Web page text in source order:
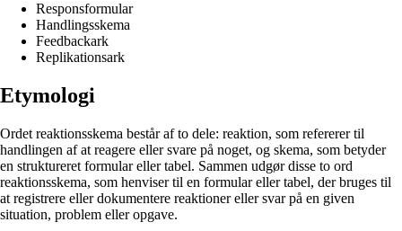
Responsformular
Handlingsskema
Feedbackark
Replikationsark
Etymologi
Ordet reaktionsskema består af to dele: reaktion, som refererer til
handlingen af at reagere eller svare på noget, og skema, som betyder
en struktureret formular eller tabel. Sammen udgør disse to ord
reaktionsskema, som henviser til en formular eller tabel, der bruges til
at registrere eller dokumentere reaktioner eller svar på en given
situation, problem eller opgave.